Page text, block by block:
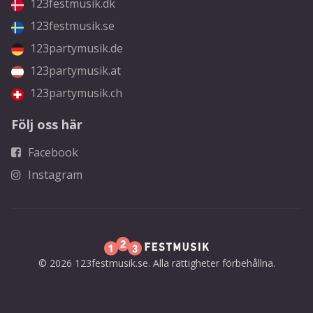
123festmusik.dk
123festmusik.se
123partymusik.de
123partymusik.at
123partymusik.ch
Följ oss här
Facebook
Instagram
© 2026 123festmusik.se. Alla rättigheter förbehållna.